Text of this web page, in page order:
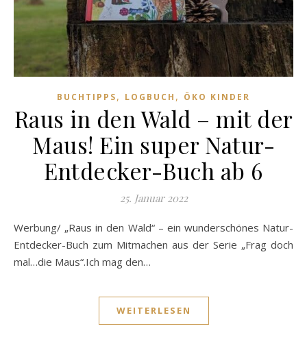
BUCHTIPPS, LOGBUCH , ÖKO KINDER
Raus in den Wald – mit der
Maus! Ein super Natur-
Entdecker-Buch ab 6
25. Januar 2022
Werbung/ „Raus in den Wald“ – ein wunderschönes Natur-
Entdecker-Buch zum Mitmachen aus der Serie „Frag doch
mal…die Maus“.Ich mag den…
WEITERLESEN